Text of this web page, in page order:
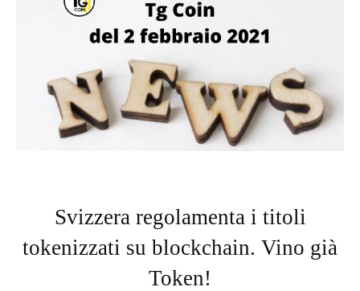
Svizzera regolamenta i titoli
tokenizzati su blockchain. Vino già
Token!